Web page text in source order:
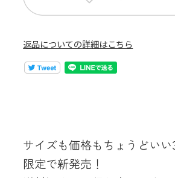
返品についての詳細はこちら
サイズも価格もちょうどい
限定で新発売！